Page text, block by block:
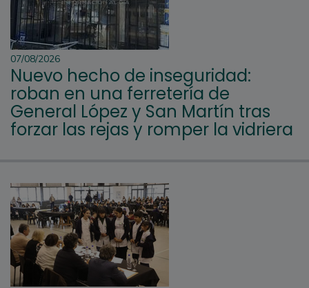
07/08/2026
Nuevo hecho de inseguridad:
roban en una ferretería de
General López y San Martín tras
forzar las rejas y romper la vidriera